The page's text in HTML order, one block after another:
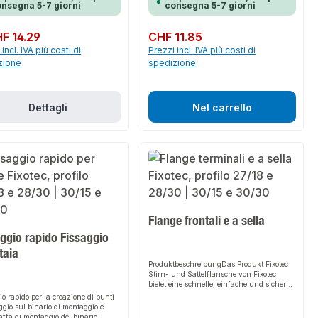
und die einfache Montage machen
zu einer zuverlässigen
ermöglichen eine präzise
der Abhängung an der
Stelle und bieten eine hohe
und flexible
galvanisch verzinktGeeignet
und 28/30 ProfileIn unserem
finden Sie auch passende
sowie weitere Produkte für
5-7 giorni
14.29
IVA più costi di
Dettagli
consegna 5-7 giorni
Prezzo normale:
CHF 11.85
Prezzi incl. IVA più costi di
spedizione
Nel carrello
rapido Fissaggio
rapido per la creazione di punti
sul binario di montaggio e
Flange frontali e a sella
ProduktbeschreibungDas Produkt Fixotec
Stirn- und Sattelflansche von Fixotec
bietet eine schnelle, einfache und sichere